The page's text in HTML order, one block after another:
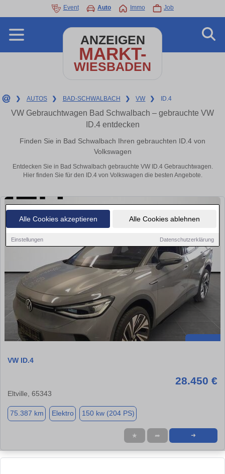
Alle Cookies akzeptieren Alle Cookies ablehnen
Einstellungen Datenschutzerklärung
Event Auto Immo Job
ANZEIGEN
MARKT-
WIESBADEN
❯ AUTOS ❯ BAD-SCHWALBACH ❯ VW ❯ ID.4
VW Gebrauchtwagen Bad Schwalbach – gebrauchte VW
ID.4 entdecken
Finden Sie in Bad Schwalbach Ihren gebrauchten ID.4 von
Volkswagen
Entdecken Sie in Bad Schwalbach gebrauchte VW ID.4 Gebrauchtwagen.
Hier finden Sie für den ID.4 von Volkswagen die besten Angebote.
VW ID.4
28.450 €
Eltville, 65343
75.387 km Elektro 150 kw (204 PS)
★ ➦ ➜